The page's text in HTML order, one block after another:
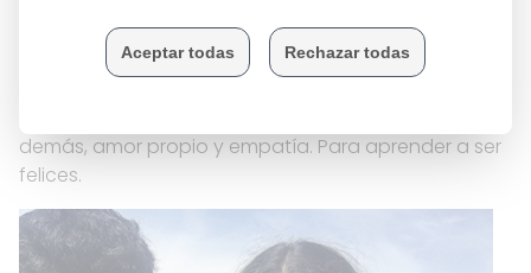
transmitirles?
demás, amor propio y empatía. Para aprender a ser
felices.